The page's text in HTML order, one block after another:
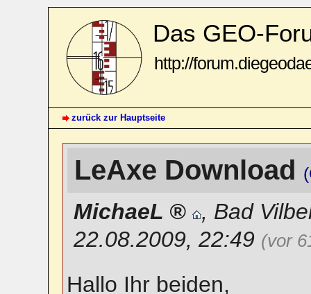
Das GEO-
http://
zurück zur Hauptseite
LeAxe Download
MichaeL , Bad
22.08.2009, 22:49 (vor
Hallo Ihr beiden,